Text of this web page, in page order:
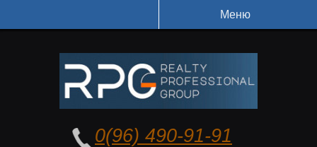
Меню
0(96) 490-91-91